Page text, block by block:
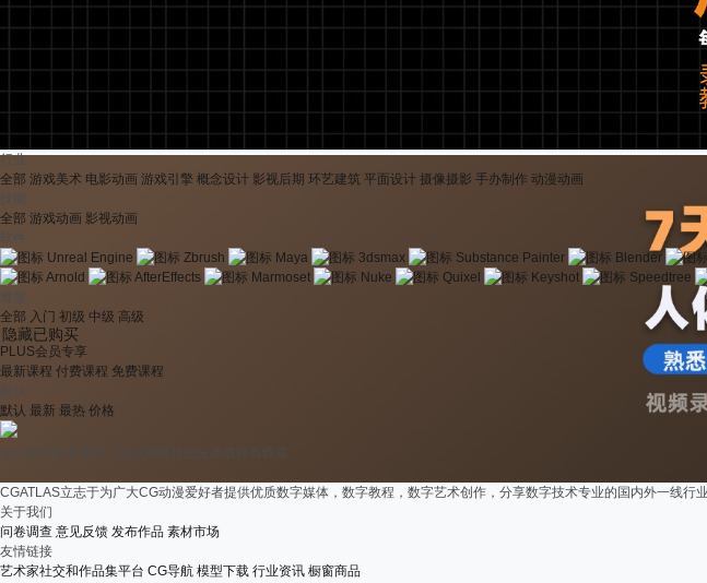
行业
全部 游戏美术 电影动画 游戏引擎 概念设计 影视后期 环艺建筑 平面设计 摄像摄影 手办制作 动漫动画
技能
全部 游戏动画 影视动画
Unreal Engine
Zbrush Maya 3dsmax Substance Painter Blender
Arnold
AfterEffects Marmoset Nuke Quixel Keyshot Speedtree
全部 入门 初级 中级 高级
隐藏已购买
PLUS会员专享
最新课程 付费课程 免费课程
默认 最新 最热 价格
该分类下暂无课程，试试查看其他分类或许有惊喜
CGATLAS立志于为广大CG动漫爱好者提供优质数字媒体，数字教程，数字艺术创作，分享数字技术专业的国内外一线行
关于我们
问卷调查 意见反馈 发布作品 素材市场
友情链接
艺术家社交和作品集平台 CG导航 模型下载 行业资讯 橱窗商品